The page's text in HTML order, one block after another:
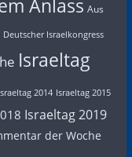
Anlass Aus
Deutscher Israelkongress
Israeltag
2014 Israeltag 2015
Israeltag 2019
der Woche